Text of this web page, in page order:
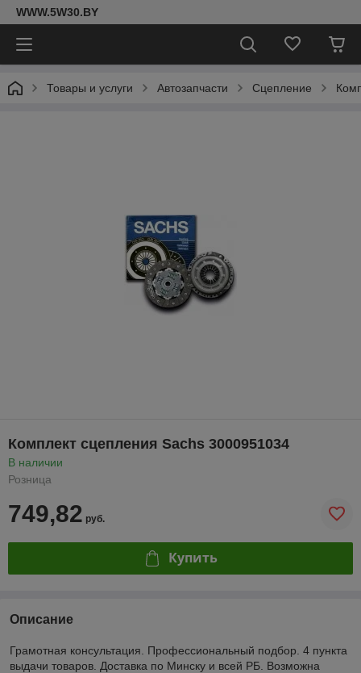
WWW.5W30.BY
Товары и услуги Автозапчасти Сцепление
Комплект сцепления Sachs 3000951034
В наличии
Розница
749,82 руб.
Купить
Описание
Грамотная консультация. Профессиональный подбор. 4 пункта
выдачи товаров. Доставка по Минску и всей РБ. Возможна